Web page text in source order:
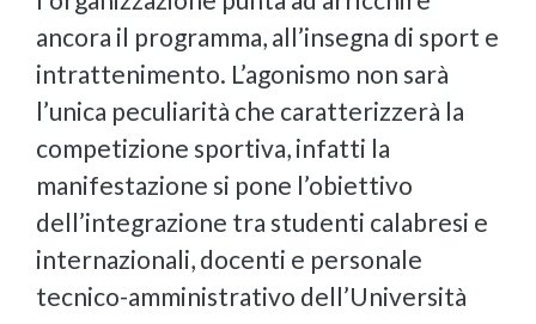
ancora il programma, all’insegna di sport e
intrattenimento. L’agonismo non sarà
l’unica peculiarità che caratterizzerà la
competizione sportiva, infatti la
manifestazione si pone l’obiettivo
dell’integrazione tra studenti calabresi e
internazionali, docenti e personale
tecnico-amministrativo dell’Università